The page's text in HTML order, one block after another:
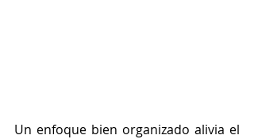
Un enfoque bien organizado alivia el